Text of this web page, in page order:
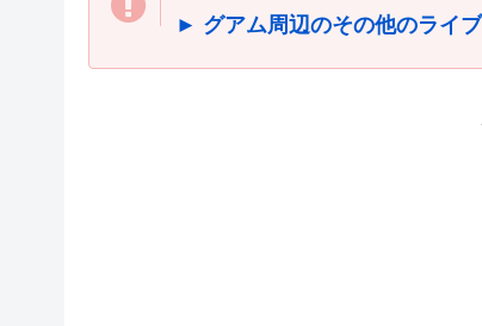
► グアム周辺のその他のライ